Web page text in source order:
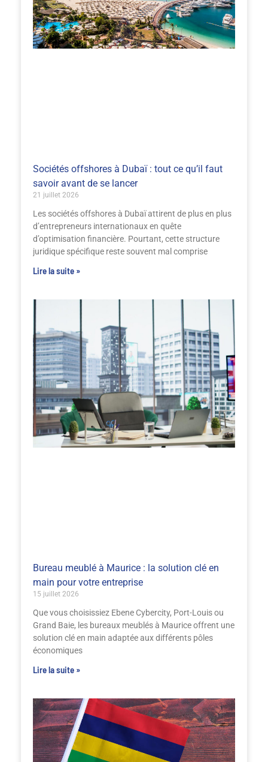
Sociétés offshores à Dubaï : tout ce qu’il faut
savoir avant de se lancer
21 juillet 2026
Les sociétés offshores à Dubaï attirent de plus en plus
d’entrepreneurs internationaux en quête
d’optimisation financière. Pourtant, cette structure
juridique spécifique reste souvent mal comprise
Lire la suite »
Bureau meublé à Maurice : la solution clé en
main pour votre entreprise
15 juillet 2026
Que vous choisissiez Ebene Cybercity, Port-Louis ou
Grand Baie, les bureaux meublés à Maurice offrent une
solution clé en main adaptée aux différents pôles
économiques
Lire la suite »